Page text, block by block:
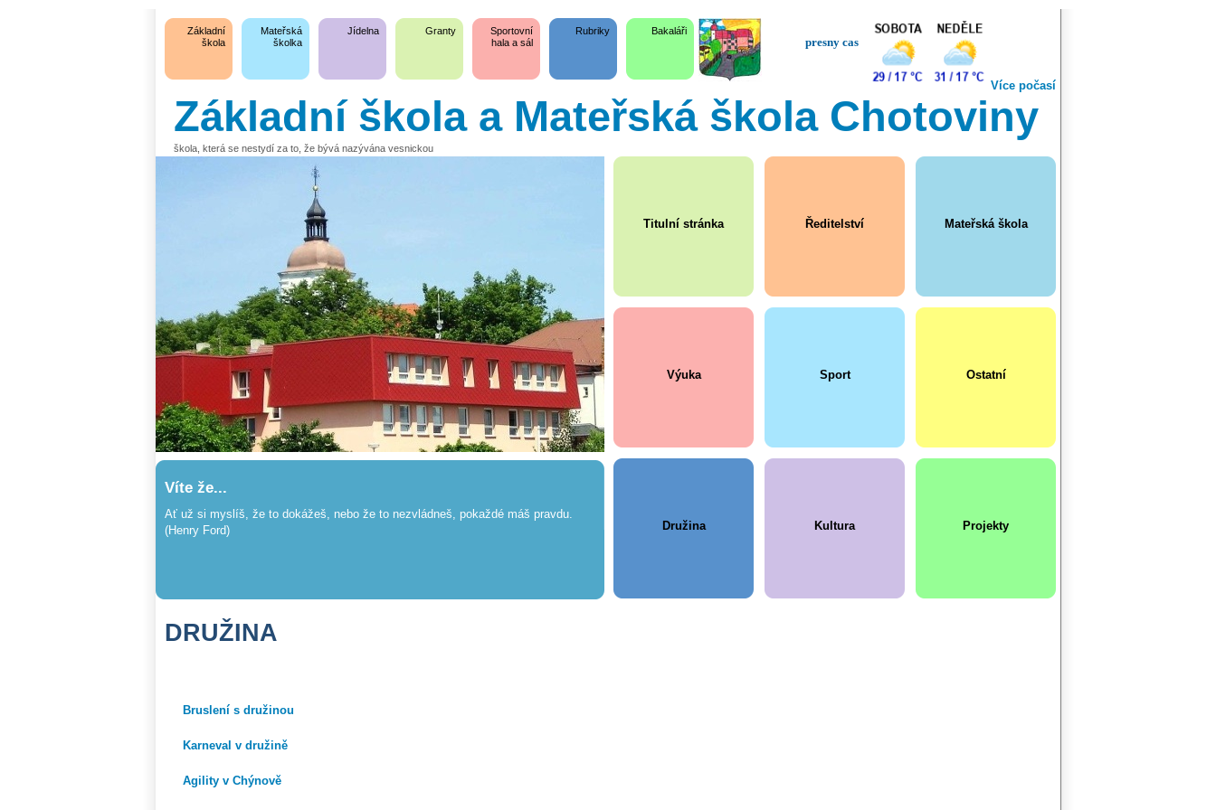
Základní
škola
Mateřská
školka
Jídelna Granty
Sportovní
hala a sál
Rubriky Bakaláři
Více počasí
presny cas
Základní škola a Mateřská škola Chotoviny
škola, která se nestydí za to, že bývá nazývána vesnickou
Víte že...
Ať už si myslíš, že to dokážeš, nebo že to nezvládneš, pokaždé máš pravdu.
(Henry Ford)
Titulní stránka Ředitelství Mateřská škola
Výuka Sport Ostatní
Družina Kultura Projekty
DRUŽINA
Bruslení s družinou
Karneval v družině
Agility v Chýnově